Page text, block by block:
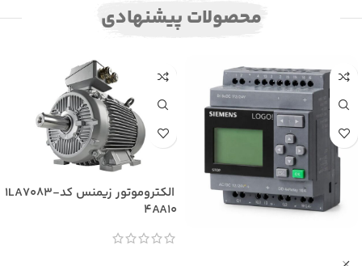
محصولات پیشنهادی
الکتروموتور زیمنس کد1LA7083-
4AA10